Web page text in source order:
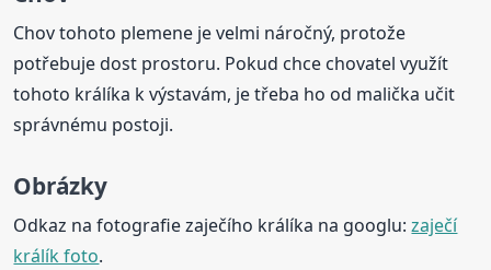
Chov tohoto plemene je velmi náročný, protože
potřebuje dost prostoru. Pokud chce chovatel využít
tohoto králíka k výstavám, je třeba ho od malička učit
správnému postoji.
Obrázky
Odkaz na fotografie zaječího králíka na googlu:zaječí
králík foto.